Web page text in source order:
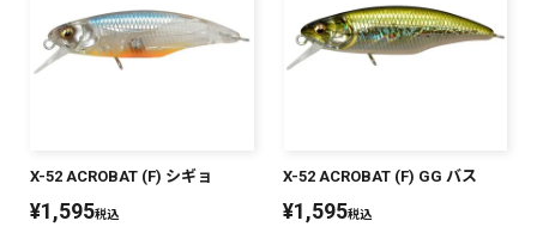
X-52 ACROBAT (F) シギョ
¥1,595税込
X-52 ACROBAT (F) GG バス
¥1,595税込